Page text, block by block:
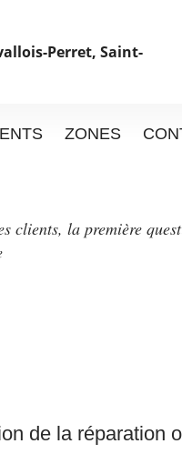
Perret, Saint-
ZONES
clients, la première
de la réparation